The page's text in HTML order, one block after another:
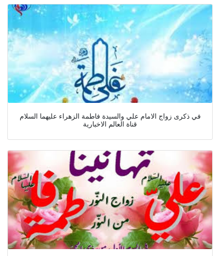
في ذكرى زواج الامام علي والسيدة فاطمة الزهراء عليهما السلام
قناة العالم الاخبارية